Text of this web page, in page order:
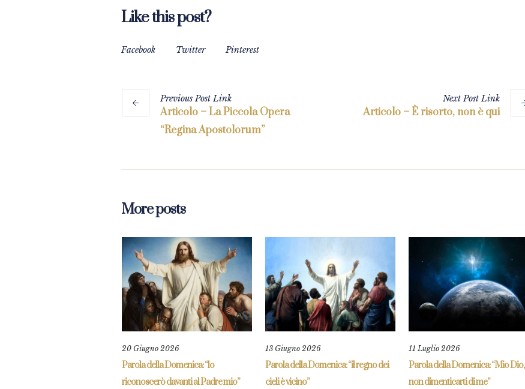
Like this post?
Facebook Twitter Pinterest
PreviousPostLink
Articolo – La Piccola Opera
“Regina Apostolorum”
NextPostLink
Articolo – È risorto, non è qui
More posts
20 Giugno 2026
Parola della Domenica: “lo
riconoscerò davanti al Padre mio”
13 Giugno 2026
Parola della Domenica: “il regno dei
cieli è vicino”
11 Luglio 2026
Parola della Domenica: “Mio Dio,
non dimenticarti di me”